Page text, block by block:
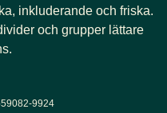
inkluderande och friska.
och grupper lättare
9924